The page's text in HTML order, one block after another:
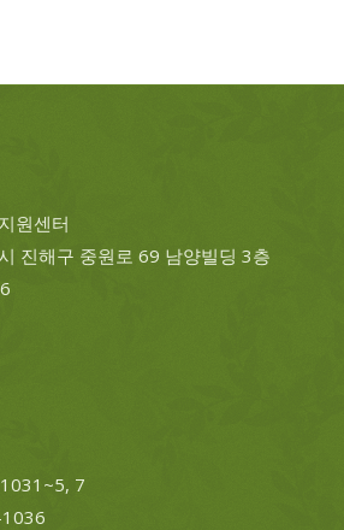
원센터
진해구 중원로 69 남양빌딩 3층
7